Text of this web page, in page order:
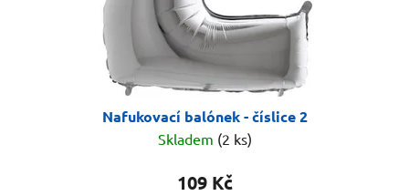
Nafukovací balónek - číslice 2
Skladem (2 ks)
109 Kč